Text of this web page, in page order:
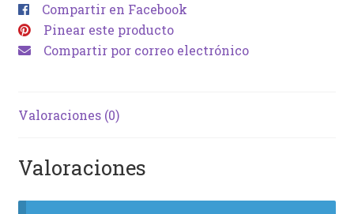
Compartir en Facebook
Pinear este producto
Compartir por correo electrónico
Valoraciones (0)
Valoraciones